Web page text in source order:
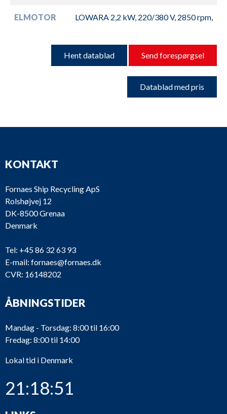
ELMOTOR LOWARA 2,2 kW, 220/380 V, 2850 rpm,
Hent datablad Send forespørgsel
Datablad med pris
KONTAKT
Fornaes Ship Recycling ApS
Rolshøjvej 12
DK-8500 Grenaa
Denmark
Tel: +45 86 32 63 93
E-mail: fornaes@fornaes.dk
CVR: 16148202
ÅBNINGSTIDER
Mandag - Torsdag: 8:00 til 16:00
Fredag: 8:00 til 14:00
Lokal tid i Denmark
21:18:51